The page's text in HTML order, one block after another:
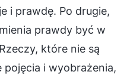
i prawdę. Po drugie,
prawdy być w
które nie są
pojęcia i wyobrażenia,